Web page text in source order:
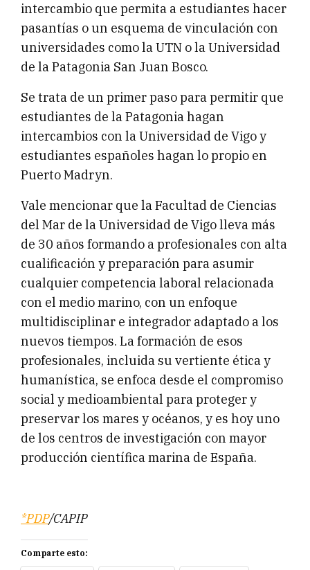
intercambio que permita a estudiantes hacer
pasantías o un esquema de vinculación con
universidades como la UTN o la Universidad
de la Patagonia San Juan Bosco.
Se trata de un primer paso para permitir que
estudiantes de la Patagonia hagan
intercambios con la Universidad de Vigo y
estudiantes españoles hagan lo propio en
Puerto Madryn.
Vale mencionar que la Facultad de Ciencias
del Mar de la Universidad de Vigo lleva más
de 30 años formando a profesionales con alta
cualificación y preparación para asumir
cualquier competencia laboral relacionada
con el medio marino, con un enfoque
multidisciplinar e integrador adaptado a los
nuevos tiempos. La formación de esos
profesionales, incluida su vertiente ética y
humanística, se enfoca desde el compromiso
social y medioambiental para proteger y
preservar los mares y océanos, y es hoy uno
de los centros de investigación con mayor
producción científica marina de España.
*PDP/CAPIP
Comparte esto: